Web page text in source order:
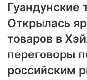
Гуандунские
Открылась
товаров в
переговоры
российским